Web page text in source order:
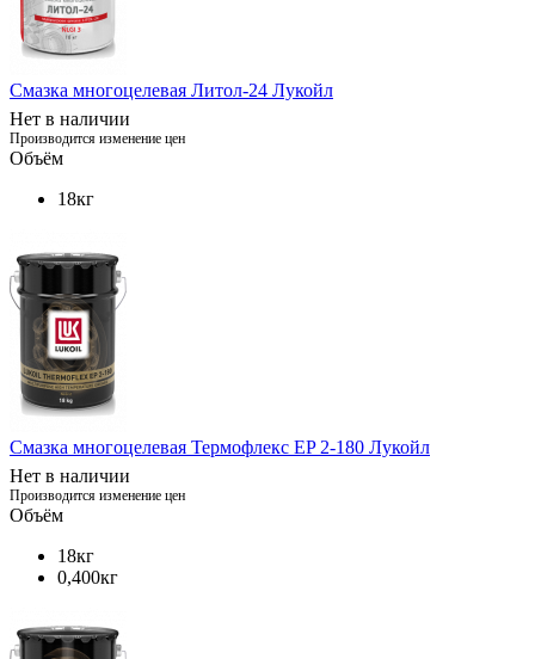
Смазка многоцелевая Литол-24 Лукойл
Нет в наличии
Производится изменение цен
Объём
18кг
Смазка многоцелевая Термофлекс EP 2-180 Лукойл
Нет в наличии
Производится изменение цен
Объём
18кг
0,400кг